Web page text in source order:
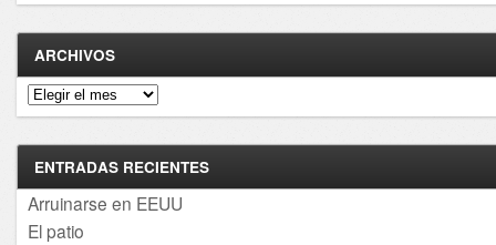
ARCHIVOS
Archivos
ENTRADAS RECIENTES
Arruinarse en EEUU
El patio